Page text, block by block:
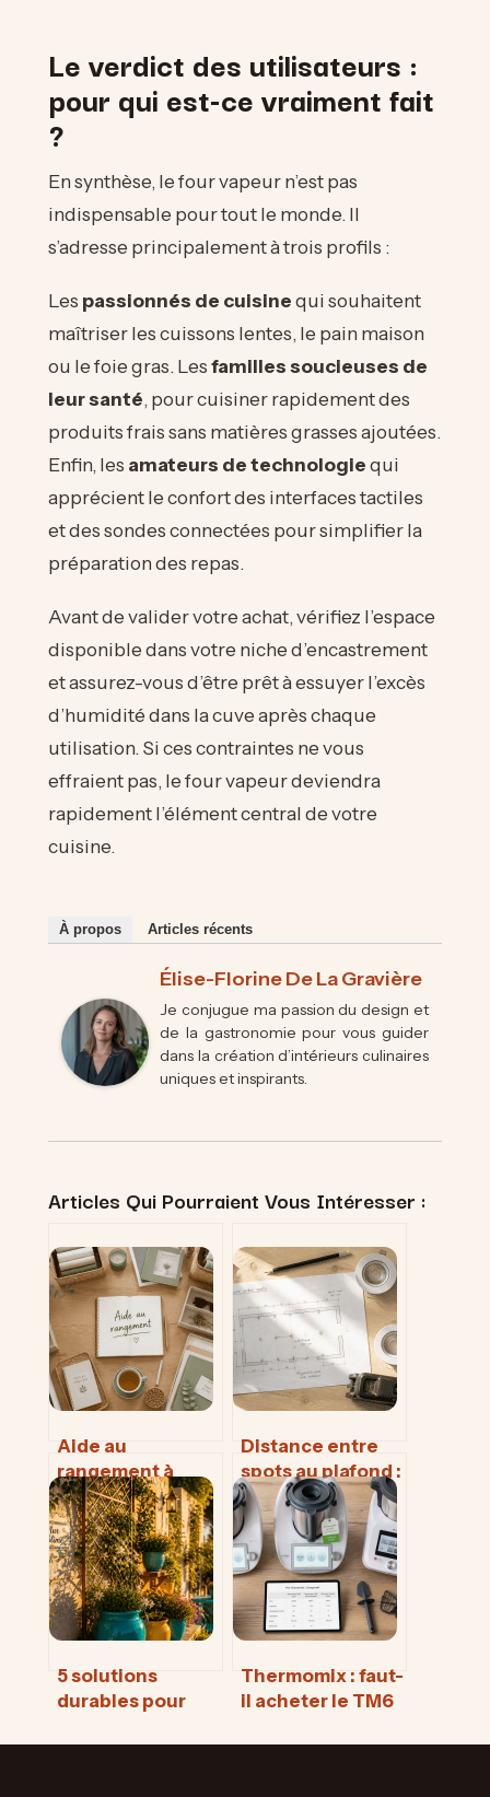
Le verdict des utilisateurs :
pour qui est-ce vraiment fait
?
En synthèse, le four vapeur n’est pas
indispensable pour tout le monde. Il
s’adresse principalement à trois profils :
Les passionnés de cuisinequi souhaitent
maîtriser les cuissons lentes, le pain maison
ou le foie gras. Lesfamilles soucieuses de
leur santé, pour cuisiner rapidement des
produits frais sans matières grasses ajoutées.
Enfin, les amateurs de technologiequi
apprécient le confort des interfaces tactiles
et des sondes connectées pour simplifier la
préparation des repas.
Avant de valider votre achat, vérifiez l’espace
disponible dans votre niche d’encastrement
et assurez-vous d’être prêt à essuyer l’excès
d’humidité dans la cuve après chaque
utilisation. Si ces contraintes ne vous
effraient pas, le four vapeur deviendra
rapidement l’élément central de votre
cuisine.
À propos Articles récents
Élise-Florine De La Gravière
Je conjugue ma passion du design et
de la gastronomie pour vous guider
dans la création d’intérieurs culinaires
uniques et inspirants.
Articles Qui Pourraient Vous Intéresser :
Aide au
rangement à
domicile : luxe
superflu ou
solution
concrète contre
la charge
mentale ?
Distance entre
spots au plafond :
la règle des 1,20
m pour un
éclairage parfait
5 solutions
durables pour
mur extérieur
Thermomix : faut-
il acheter le TM6
économiser 387